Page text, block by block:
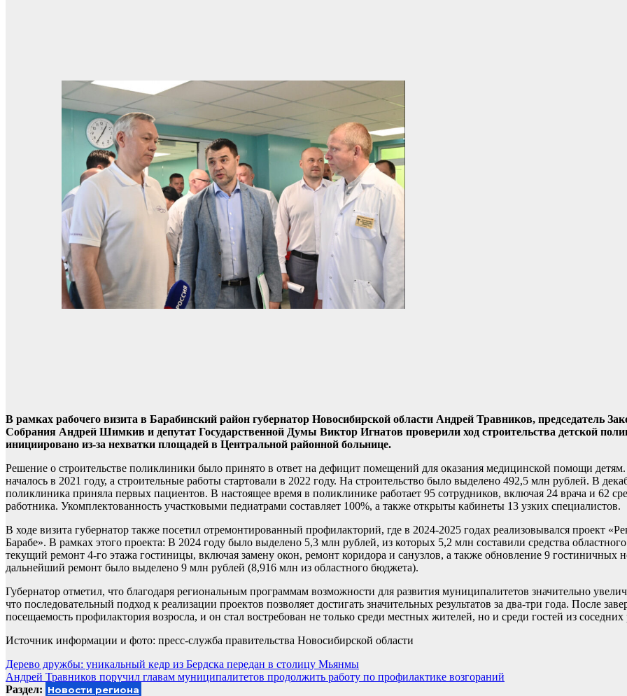
В рамках рабочего визита в Барабинский район губернатор Новосибирской области Андрей Травников, председатель
Собрания Андрей Шимкив и депутат Государственной Думы Виктор Игнатов проверили ход строительства детской
инициировано из-за нехватки площадей в Центральной районной больнице.
Решение о строительстве поликлиники было принято в ответ на дефицит помещений для оказания медицинской помощи
началось в 2021 году, а строительные работы стартовали в 2022 году. На строительство было выделено 492,5 млн рублей. В
поликлиника приняла первых пациентов. В настоящее время в поликлинике работает 95 сотрудников, включая 24 врача и 62
работника. Укомплектованность участковыми педиатрами составляет 100%, а также открыты кабинеты 13 узких специалистов.
В ходе визита губернатор также посетил отремонтированный профилакторий, где в 2024-2025 годах реализовывался проект
Барабе». В рамках этого проекта: В 2024 году было выделено 5,3 млн рублей, из которых 5,2 млн составили средства
текущий ремонт 4-го этажа гостиницы, включая замену окон, ремонт коридора и санузлов, а также обновление 9 гостиничных
дальнейший ремонт было выделено 9 млн рублей (8,916 млн из областного бюджета).
Губернатор отметил, что благодаря региональным программам возможности для развития муниципалитетов значительно
что последовательный подход к реализации проектов позволяет достигать значительных результатов за два-три года. После
посещаемость профилактория возросла, и он стал востребован не только среди местных жителей, но и среди гостей из соседних
Источник информации и фото: пресс-служба правительства Новосибирской области
Навигация
по
Дерево дружбы: уникальный кедр из Бердска передан в столицу Мьянмы
Андрей Травников поручил главам муниципалитетов продолжить работу по профилактике возгораний
Раздел: Новости региона